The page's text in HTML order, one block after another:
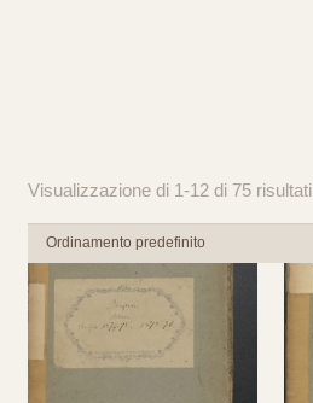
Visualizzazione di 1-12 di 75 risultati